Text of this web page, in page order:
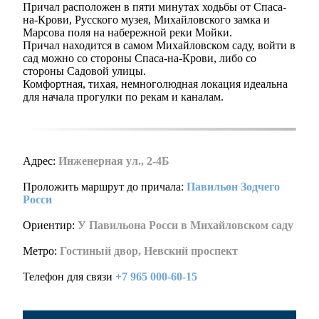
Причал расположен в пяти минутах ходьбы от Спаса-
на-Крови, Русского музея, Михайловского замка и
Марсова поля на набережной реки Мойки.
Причал находится в самом Михайловском саду, войти в
сад можно со стороны Спаса-на-Крови, либо со
стороны Садовой улицы.
Комфортная, тихая, немноголюдная локация идеальна
для начала прогулки по рекам и каналам.
Адрес:Инженерная ул., 2-4Б
Проложить маршрут до причала:Павильон Зодчего
Росси
Ориентир:У Павильона Росси в Михайловском саду
Метро:Гостиный двор, Невский проспект
Телефон для связи +7 965 000-60-15